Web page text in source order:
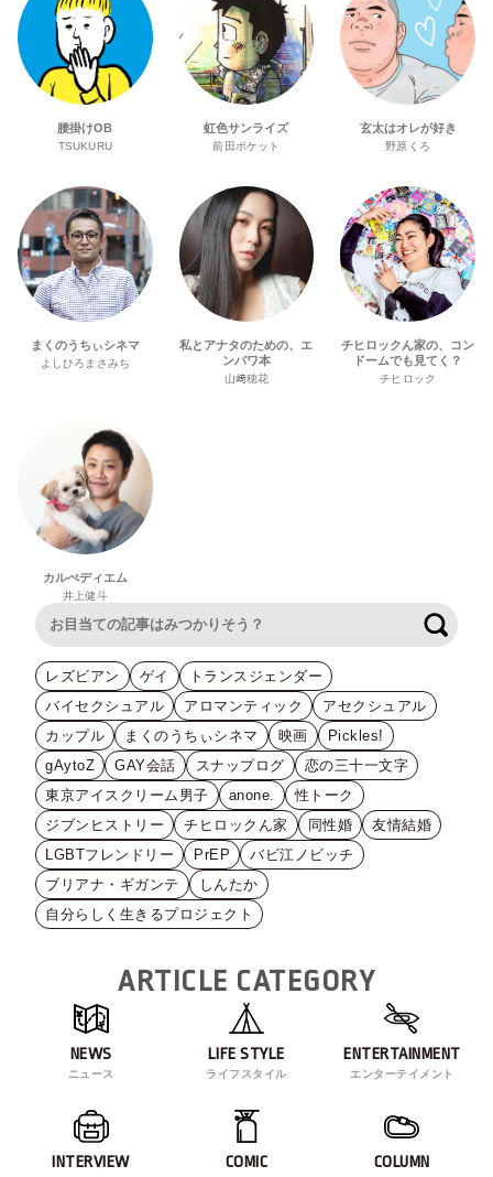
腰掛けOB
TSUKURU
虹色サンライズ
前田ポケット
玄太はオレが好き
野原くろ
まくのうちぃシネマ
よしひろまさみち
私とアナタのための、エ
ンパワ本
山﨑穂花
チヒロックん家の、コン
ドームでも見てく？
チヒロック
カルぺディエム
井上健斗
レズビアン ゲイ
トランスジェンダー
バイセクシュアル
アロマンティック
アセクシュアル
カップル
まくのうちぃシネマ 映画
Pickles!
gAytoZ
GAY会話 スナップログ
恋の三十一文字
東京アイスクリーム男子
anone.
性トーク
ジブンヒストリー
チヒロックん家 同性婚
友情結婚
LGBTフレンドリー
PrEP
バビ江ノビッチ
ブリアナ・ギガンテ
しんたか
自分らしく生きるプロジェクト
ARTICLE CATEGORY
NEWS
ニュース
LIFE STYLE
ライフスタイル
ENTERTAINMENT
エンターテイメント
INTERVIEW COMIC COLUMN